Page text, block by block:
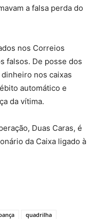
a falsa perda do
nos Correios
falsos. De posse dos
nos caixas
automático e
da vítima.
Duas Caras, é
da Caixa ligado à
quadrilha